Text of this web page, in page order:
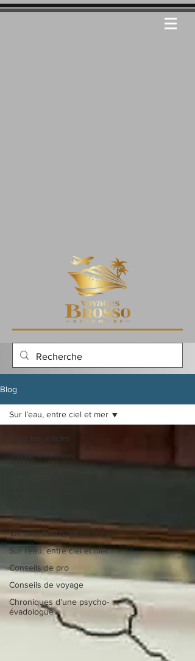
Blog
Tous les articles
croisière fluviales
incontournables
Vacances au bord de la mer
Sur l’eau, entre ciel et mer
Conseils de pro
Conseils de voyage
Chroniques d'une psycho-
évadologue
Sur l’eau, entre ciel et mer